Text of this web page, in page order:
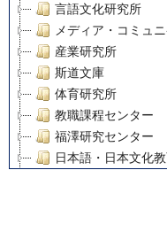
言語文化研究所
メディア・コミュ
産業研究所
斯道文庫
体育研究所
教職課程センター
福澤研究センター
日本語・日本文化